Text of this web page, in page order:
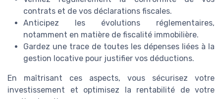
contrats et de vos déclarations fiscales.
Anticipez les évolutions réglementaires,
notamment en matière de fiscalité immobilière.
Gardez une trace de toutes les dépenses liées à la
gestion locative pour justifier vos déductions.
En maîtrisant ces aspects, vous sécurisez votre
investissement et optimisez la rentabilité de votre